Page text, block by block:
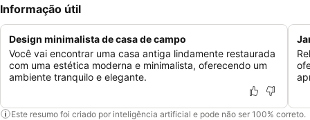
Informação útil
Design minimalista de casa de campo
Você vai encontrar uma casa antiga lindamente restaurada
com uma estética moderna e minimalista, oferecendo um
ambiente tranquilo e elegante.
Este resumo foi criado por inteligência artificial e pode não ser 100% correto.